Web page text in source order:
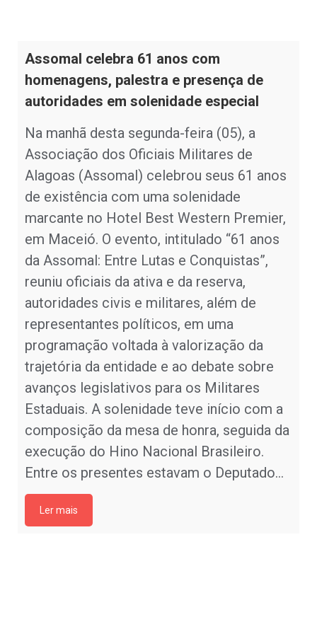
Assomal celebra 61 anos com
homenagens, palestra e presença de
autoridades em solenidade especial
Na manhã desta segunda-feira (05), a
Associação dos Oficiais Militares de
Alagoas (Assomal) celebrou seus 61 anos
de existência com uma solenidade
marcante no Hotel Best Western Premier,
em Maceió. O evento, intitulado “61 anos
da Assomal: Entre Lutas e Conquistas”,
reuniu oficiais da ativa e da reserva,
autoridades civis e militares, além de
representantes políticos, em uma
programação voltada à valorização da
trajetória da entidade e ao debate sobre
avanços legislativos para os Militares
Estaduais. A solenidade teve início com a
composição da mesa de honra, seguida da
execução do Hino Nacional Brasileiro.
Entre os presentes estavam o Deputado…
Ler mais